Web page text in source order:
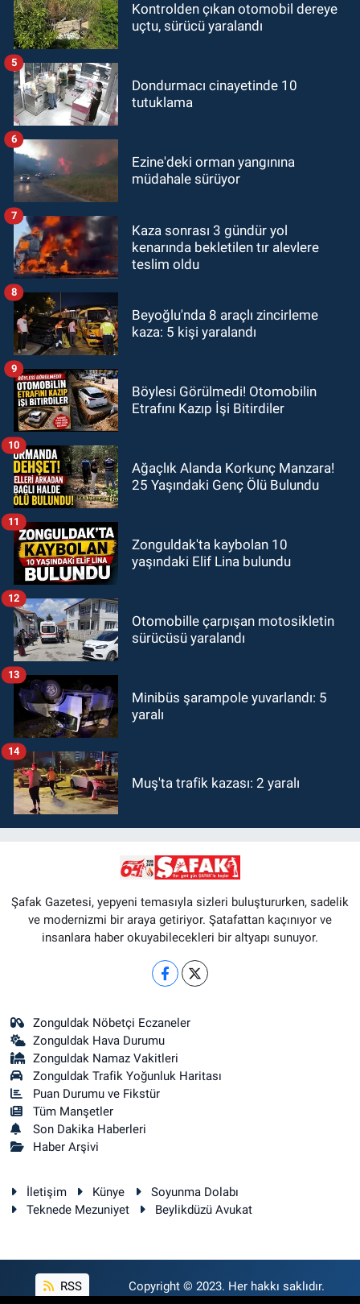
Kontrolden çıkan otomobil dereye
uçtu, sürücü yaralandı
Dondurmacı cinayetinde 10
tutuklama
5
Ezine'deki orman yangınına
müdahale sürüyor
6
Kaza sonrası 3 gündür yol
kenarında bekletilen tır alevlere
teslim oldu
7
Beyoğlu'nda 8 araçlı zincirleme
kaza: 5 kişi yaralandı
8
Böylesi Görülmedi! Otomobilin
Etrafını Kazıp İşi Bitirdiler
9
Ağaçlık Alanda Korkunç Manzara!
25 Yaşındaki Genç Ölü Bulundu
10
Zonguldak'ta kaybolan 10
yaşındaki Elif Lina bulundu
11
Otomobille çarpışan motosikletin
sürücüsü yaralandı
12
Minibüs şarampole yuvarlandı: 5
yaralı
13
Muş'ta trafik kazası: 2 yaralı
14
Şafak Gazetesi, yepyeni temasıyla sizleri buluştururken, sadelik
ve modernizmi bir araya getiriyor. Şatafattan kaçınıyor ve
insanlara haber okuyabilecekleri bir altyapı sunuyor.
Zonguldak Nöbetçi Eczaneler
Zonguldak Hava Durumu
Zonguldak Namaz Vakitleri
Zonguldak Trafik Yoğunluk Haritası
Puan Durumu ve Fikstür
Tüm Manşetler
Son Dakika Haberleri
Haber Arşivi
İletişim Künye
Soyunma Dolabı
Teknede Mezuniyet
Beylikdüzü Avukat
RSS Copyright © 2023. Her hakkı saklıdır.